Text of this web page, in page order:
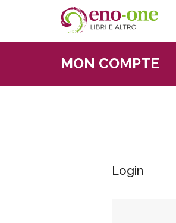
MON COMPTE
Login